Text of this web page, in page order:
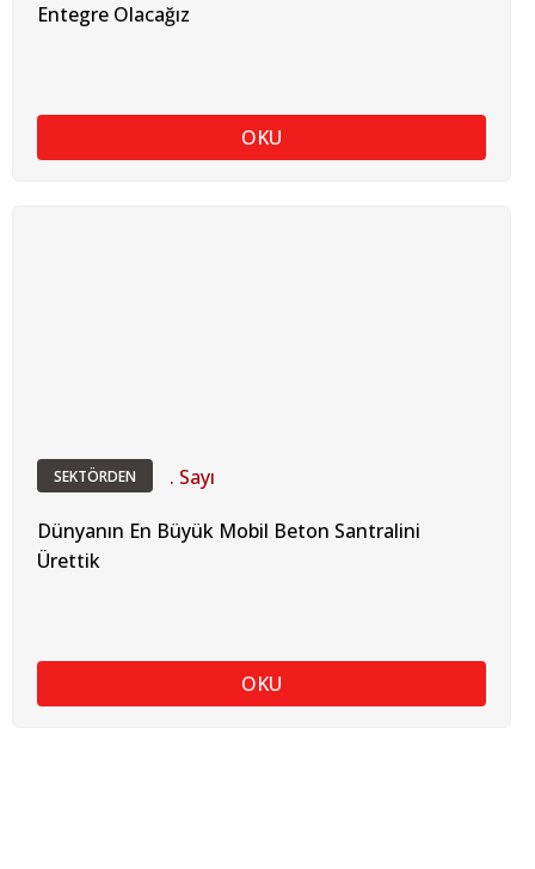
Entegre Olacağız
OKU
SEKTÖRDEN . Sayı
Dünyanın En Büyük Mobil Beton Santralini
Ürettik
OKU